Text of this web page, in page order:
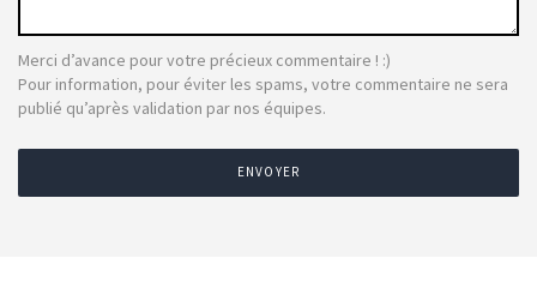
Merci d’avance pour votre précieux commentaire ! :)
Pour information, pour éviter les spams, votre commentaire ne sera
publié qu’après validation par nos équipes.
ENVOYER